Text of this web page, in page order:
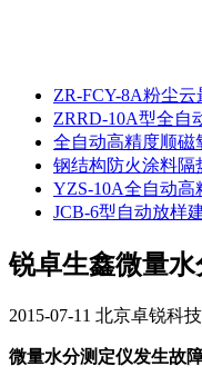
ZR-FCY-8A粉尘
ZRRD-10A型全自
全自动高精度顺磁
钢结构防火涂料隔
YZS-10A全自动高
JCB-6型自动放样
锐卓生鑫微量
2015-07-11 北京卓锐科技
微量水分测定仪发生故